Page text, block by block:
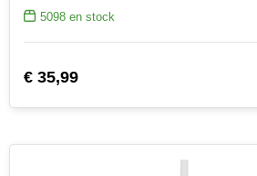
5098en stock
€ 35,99